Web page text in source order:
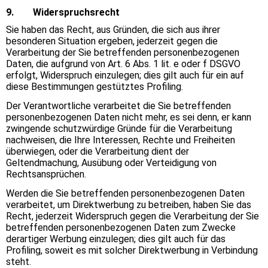
9. Widerspruchsrecht
Sie haben das Recht, aus Gründen, die sich aus ihrer
besonderen Situation ergeben, jederzeit gegen die
Verarbeitung der Sie betreffenden personenbezogenen
Daten, die aufgrund von Art. 6 Abs. 1 lit. e oder f DSGVO
erfolgt, Widerspruch einzulegen; dies gilt auch für ein auf
diese Bestimmungen gestütztes Profiling.
Der Verantwortliche verarbeitet die Sie betreffenden
personenbezogenen Daten nicht mehr, es sei denn, er kann
zwingende schutzwürdige Gründe für die Verarbeitung
nachweisen, die Ihre Interessen, Rechte und Freiheiten
überwiegen, oder die Verarbeitung dient der
Geltendmachung, Ausübung oder Verteidigung von
Rechtsansprüchen.
Werden die Sie betreffenden personenbezogenen Daten
verarbeitet, um Direktwerbung zu betreiben, haben Sie das
Recht, jederzeit Widerspruch gegen die Verarbeitung der Sie
betreffenden personenbezogenen Daten zum Zwecke
derartiger Werbung einzulegen; dies gilt auch für das
Profiling, soweit es mit solcher Direktwerbung in Verbindung
steht.